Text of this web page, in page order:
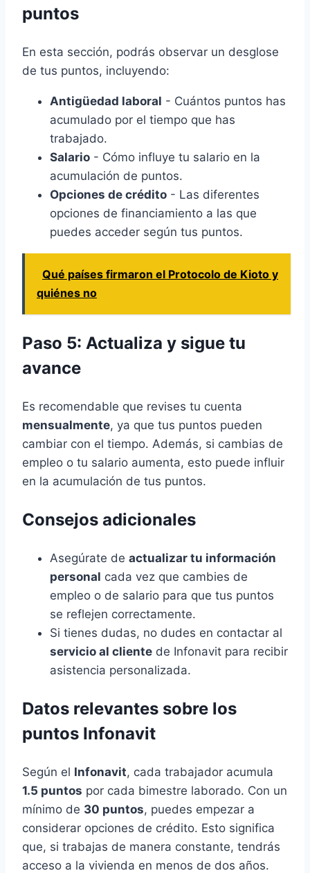
puntos
En esta sección, podrás observar un desglose
de tus puntos, incluyendo:
Antigüedad laboral - Cuántos puntos has
acumulado por el tiempo que has
trabajado.
Salario - Cómo influye tu salario en la
acumulación de puntos.
Opciones de crédito - Las diferentes
opciones de financiamiento a las que
puedes acceder según tus puntos.
Qué países firmaron el Protocolo de Kioto y
quiénes no
Paso 5: Actualiza y sigue tu
avance
Es recomendable que revises tu cuenta
mensualmente, ya que tus puntos pueden
cambiar con el tiempo. Además, si cambias de
empleo o tu salario aumenta, esto puede influir
en la acumulación de tus puntos.
Consejos adicionales
Asegúrate de actualizar tu información
personal cada vez que cambies de
empleo o de salario para que tus puntos
se reflejen correctamente.
Si tienes dudas, no dudes en contactar al
servicio al cliente de Infonavit para recibir
asistencia personalizada.
Datos relevantes sobre los
puntos Infonavit
Según el Infonavit, cada trabajador acumula
1.5 puntos por cada bimestre laborado. Con un
mínimo de 30 puntos, puedes empezar a
considerar opciones de crédito. Esto significa
que, si trabajas de manera constante, tendrás
acceso a la vivienda en menos de dos años.